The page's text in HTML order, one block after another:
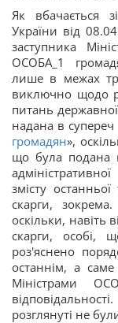
Як вбачається
України від
заступника
ОСОБА_1
лише в межах
виключно щодо
питань
надана в
громадян»,
що була подана
змісту
скарги,
оскільки, навіть
скарги, особі,
роз'яснено
останнім, а
Міністрами
розглянуті не